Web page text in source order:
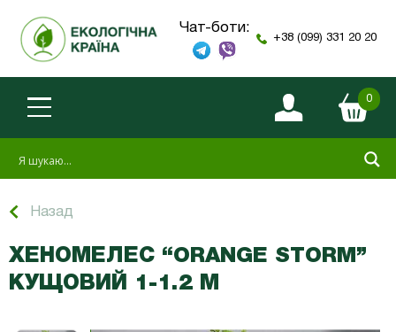
Чат-боти:
+38 (099) 331 20 20
0
Назад
ХЕНОМЕЛЕС “ORANGE STORM”
КУЩОВИЙ 1-1.2 М